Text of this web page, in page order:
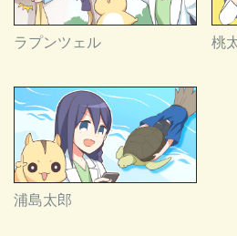
ラプンツェル 桃
浦島太郎